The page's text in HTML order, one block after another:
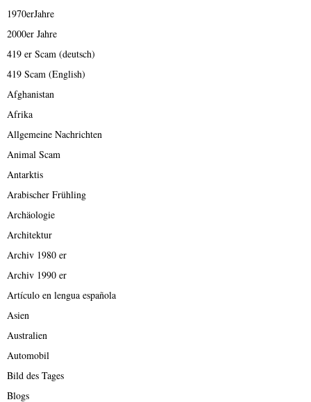
1970erJahre
2000er Jahre
419 er Scam (deutsch)
419 Scam (English)
Afghanistan
Afrika
Allgemeine Nachrichten
Animal Scam
Antarktis
Arabischer Frühling
Archäologie
Architektur
Archiv 1980 er
Archiv 1990 er
Artículo en lengua española
Asien
Australien
Automobil
Bild des Tages
Blogs